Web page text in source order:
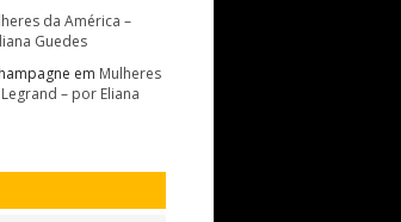
da América –
Guedes
em Mulheres
– por Eliana